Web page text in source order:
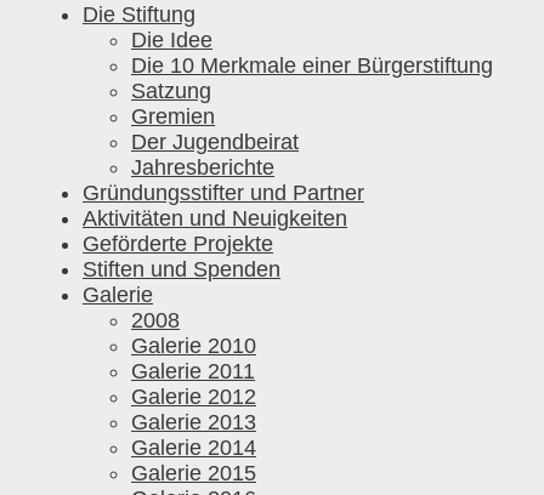
Die Stiftung
Die Idee
Die 10 Merkmale einer Bürgerstiftung
Satzung
Gremien
Der Jugendbeirat
Jahresberichte
Gründungsstifter und Partner
Aktivitäten und Neuigkeiten
Geförderte Projekte
Stiften und Spenden
Galerie
2008
Galerie 2010
Galerie 2011
Galerie 2012
Galerie 2013
Galerie 2014
Galerie 2015